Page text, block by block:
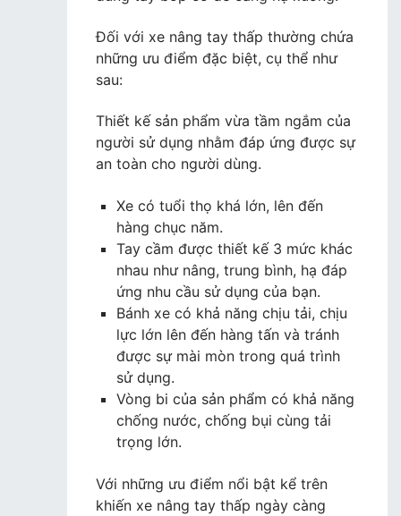
Đối với xe nâng tay thấp thường chứa
những ưu điểm đặc biệt, cụ thể như
sau:
Thiết kế sản phẩm vừa tầm ngắm của
người sử dụng nhằm đáp ứng được sự
an toàn cho người dùng.
Xe có tuổi thọ khá lớn, lên đến
hàng chục năm.
Tay cầm được thiết kế 3 mức khác
nhau như nâng, trung bình, hạ đáp
ứng nhu cầu sử dụng của bạn.
Bánh xe có khả năng chịu tải, chịu
lực lớn lên đến hàng tấn và tránh
được sự mài mòn trong quá trình
sử dụng.
Vòng bi của sản phẩm có khả năng
chống nước, chống bụi cùng tải
trọng lớn.
Với những ưu điểm nổi bật kể trên
khiến xe nâng tay thấp ngày càng